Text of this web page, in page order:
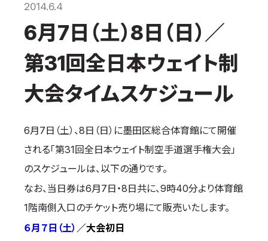
松井章奎館長 紹介
極真の歴史
極真会館のご案内
極真会館の概要
各委員会紹介
国際空手道連盟について
お知らせ
本部からのお知らせ
支部からのお知らせ
公式大会
2014.6.4
6月7日（土）8日（日）／
第31回全日本ウェイト制
大会タイムスケジュール
6月7日（土）、8日（日）に墨田区総合体育館にて開催
される「第31回全日本ウェイト制空手道選手権大会」
のスケジュールは、以下の通りです。
なお、当日券は6月7日・8日共に、9時40分より体育館
1階南側入口のチケット売り場にて販売いたします。
６月７日（土） ／大会初日